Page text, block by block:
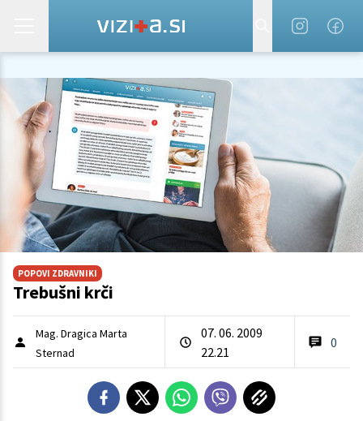
POPOVI ZDRAVNIKI
Trebušni krči
Mag. Dragica Marta
Sternad
07. 06. 2009
22.21
0